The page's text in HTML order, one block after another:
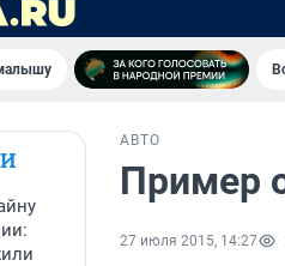
АВТО
Пример
27 июля 2015, 14:27